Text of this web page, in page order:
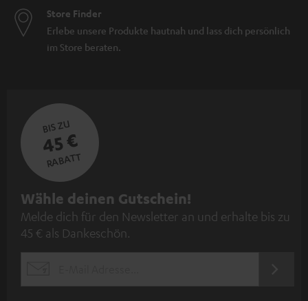
Store Finder
Erlebe unsere Produkte hautnah und lass dich persönlich
im Store beraten.
BIS ZU
45 €
RABATT
N
e
w
Wähle deinen Gutschein!
Melde dich für den Newsletter an und erhalte bis zu
45 € als Dankeschön.